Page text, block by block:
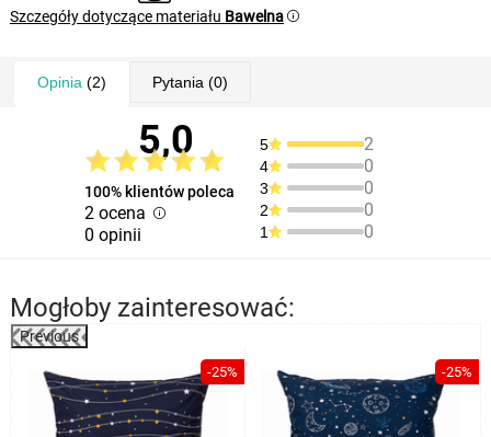
Szczegóły dotyczące materiału Bawelna
Opinia (2) Pytania (0)
5,0
100% klientów poleca
2 ocena
0 opinii
5 2
4 0
3 0
2 0
1 0
Mogłoby zainteresować:
Previous
-25% -25%